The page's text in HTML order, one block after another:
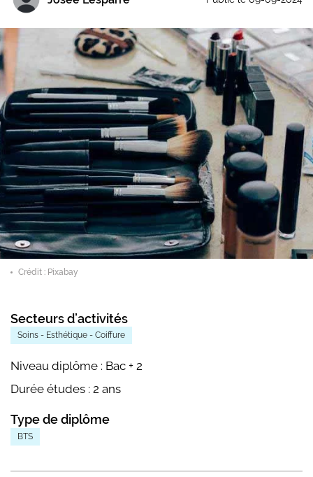
Crédit : Pixabay
Secteurs d’activités
Soins - Esthétique - Coiffure
Niveau diplôme : Bac + 2
Durée études : 2 ans
Type de diplôme
BTS